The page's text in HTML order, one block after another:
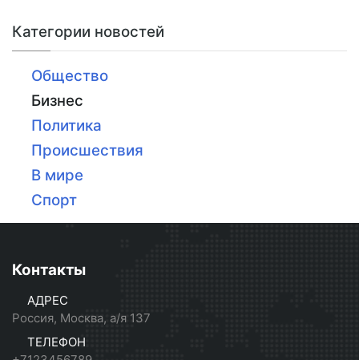
Категории новостей
Общество
Бизнес
Политика
Происшествия
В мире
Спорт
Контакты
АДРЕС
Россия, Москва, а/я 137
ТЕЛЕФОН